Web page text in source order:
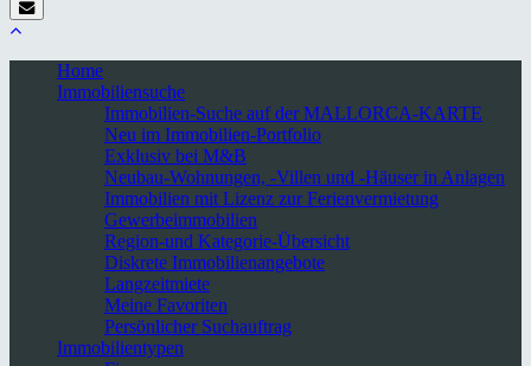
Home
Immobiliensuche
Immobilien-Suche auf der MALLORCA-KARTE
Neu im Immobilien-Portfolio
Exklusiv bei M&B
Neubau-Wohnungen, -Villen und -Häuser in Anlagen
Immobilien mit Lizenz zur Ferienvermietung
Gewerbeimmobilien
Region-und Kategorie-Übersicht
Diskrete Immobilienangebote
Langzeitmiete
Meine Favoriten
Persönlicher Suchauftrag
Immobilientypen